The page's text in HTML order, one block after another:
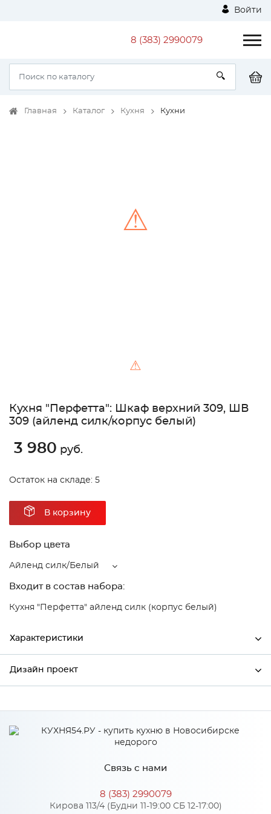
Войти
8 (383) 2990079
Главная Каталог Кухня Кухни
⚠
⚠
Кухня "Перфетта": Шкаф верхний 309, ШВ
309 (айленд силк/корпус белый)
3 980 руб.
Остаток на складе: 5
В корзину
Выбор цвета
Айленд силк/Белый
Входит в состав набора:
Кухня "Перфетта" айленд силк (корпус белый)
Характеристики
Ширина
Сурская мебель
Айленд силк/Белый
МДФ
Дизайн проект
*
Связь с нами
8 (383) 2990079
Кирова 113/4 (Будни 11-19:00 СБ 12-17:00)